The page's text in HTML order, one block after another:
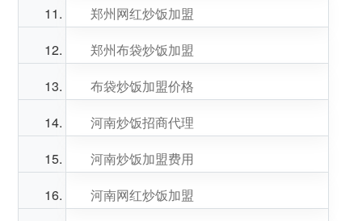
郑州网红炒饭加盟
郑州布袋炒饭加盟
布袋炒饭加盟价格
河南炒饭招商代理
河南炒饭加盟费用
河南网红炒饭加盟